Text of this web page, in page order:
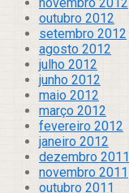
outubro 2012
setembro 2012
agosto 2012
julho 2012
junho 2012
maio 2012
março 2012
fevereiro 2012
janeiro 2012
dezembro 2011
novembro 2011
outubro 2011